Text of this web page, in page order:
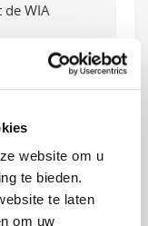
website om u
te bieden.
te laten
om uw
WIA
Consulting
het